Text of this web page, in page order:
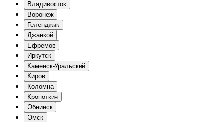
Владивосток
Воронеж
Геленджик
Джанкой
Ефремов
Иркутск
Каменск-Уральский
Киров
Коломна
Кропоткин
Обнинск
Омск